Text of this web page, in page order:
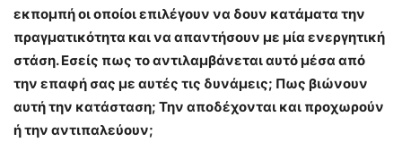
εκπομπή οι οποίοι επιλέγουν να δουν κατάματα την
πραγματικότητα και να απαντήσουν με μία ενεργητική
στάση. Εσείς πως το αντιλαμβάνεται αυτό μέσα από
την επαφή σας με αυτές τις δυνάμεις; Πως βιώνουν
αυτή την κατάσταση; Την αποδέχονται και προχωρούν
ή την αντιπαλεύουν;